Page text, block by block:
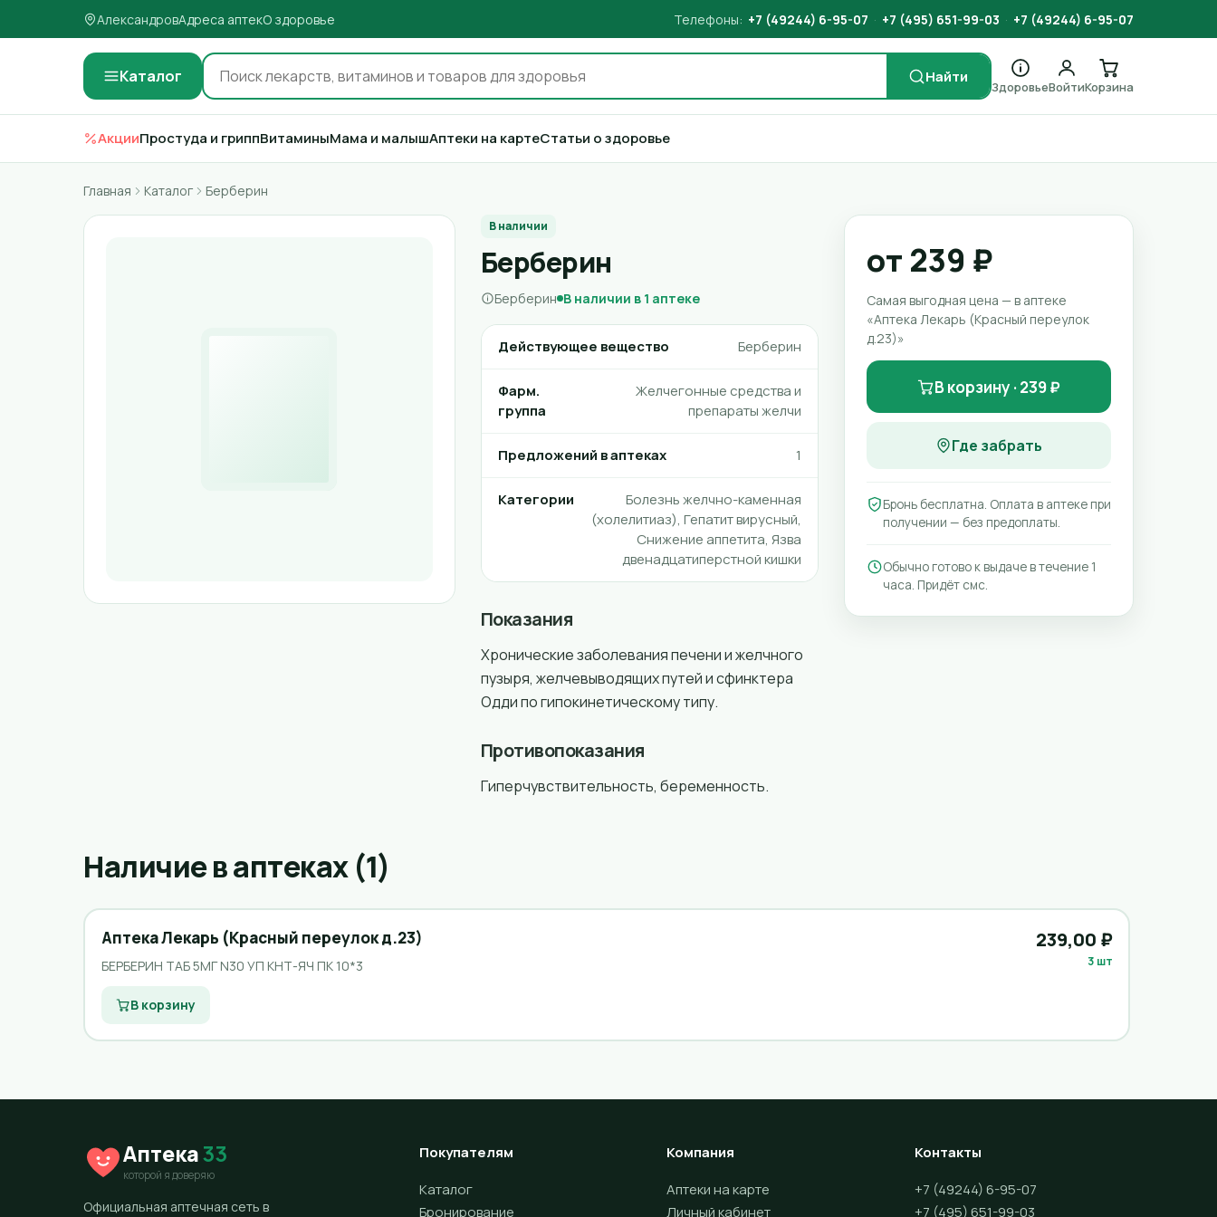
АлександровАдреса аптекО здоровье Телефоны: +7 (49244) 6-95-07 · +7 (495) 651-99-03 · +7 (49244) 6-95-07
Каталог Найти
ЗдоровьеВойтиКорзина
АкцииПростуда и гриппВитаминыМама и малышАптеки на картеСтатьи о здоровье
Главная Каталог Берберин
В наличии
Берберин
Берберин В наличии в 1 аптеке
Действующее вещество Берберин
Фарм.
группа
Желчегонные средства и
препараты желчи
Предложений в аптеках 1
Категории
Болезнь желчно-каменная
(холелитиаз), Гепатит вирусный,
Снижение аппетита, Язва
двенадцатиперстной кишки
Показания
Хронические заболевания печени и желчного
пузыря, желчевыводящих путей и сфинктера
Одди по гипокинетическому типу.
Противопоказания
Гиперчувствительность, беременность.
от 239 ₽
Самая выгодная цена — в аптеке
«Аптека Лекарь (Красный переулок
д.23)»
В корзину · 239 ₽
Где забрать
Бронь бесплатна. Оплата в аптеке при
получении — без предоплаты.
Обычно готово к выдаче в течение 1
часа. Придёт смс.
Наличие в аптеках (1)
Аптека Лекарь (Красный переулок д.23)
БЕРБЕРИН ТАБ 5МГ N30 УП КНТ-ЯЧ ПК 10*3
239,00 ₽
3 шт
В корзину
Аптека33
которой я доверяю
Официальная аптечная сеть в
Покупателям
Каталог
Бронирование
Компания
Аптеки на карте
Личный кабинет
Контакты
+7 (49244) 6-95-07
+7 (495) 651-99-03